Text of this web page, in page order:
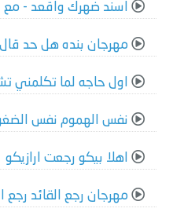
اسند ضهرك واقعد - مع
مهرجان بنده هل حد قال
اول حاجه لما تكلمني
نفس الهموم نفس
اهلا بيكو رجعت ارازيكو
مهرجان رجع القائد رجع